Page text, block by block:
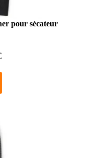
pour sécateur